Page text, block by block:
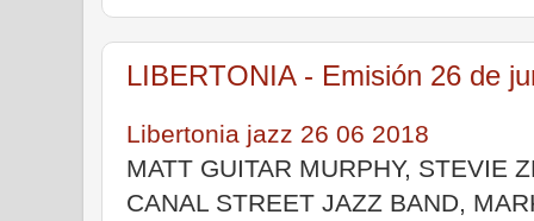
LIBERTONIA - Emisión 26 de
Libertonia jazz 26 06 2018
MATT GUITAR MURPHY, STEVIE
CANAL STREET JAZZ BAND,